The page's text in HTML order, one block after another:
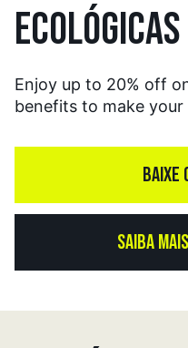
ECOLÓGICAS
Enjoy up to 20% off
benefits to make your
BAIXE
SAIBA